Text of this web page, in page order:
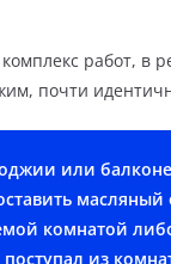
работ, в
почти
или
масляный
комнатой
из